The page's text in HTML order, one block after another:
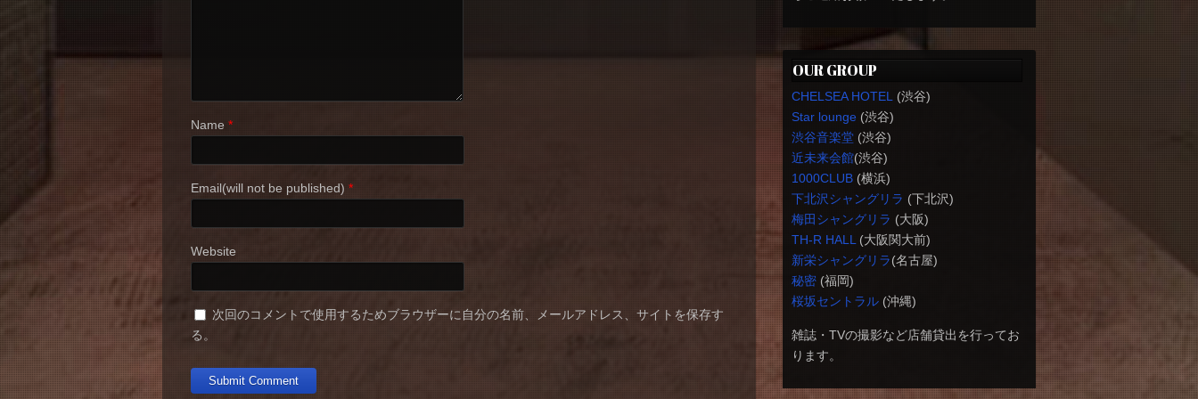
Name *
Email(will not be published) *
Website
次回のコメントで使用するためブラウザーに自分の名前、メールアドレス、サイトを保存す
る。
OUR GROUP
CHELSEA HOTEL
(渋谷)
Star lounge(渋谷)
渋谷音楽堂(渋谷)
近未来会館(渋谷)
1000CLUB(横浜)
下北沢シャングリラ (下北沢)
梅田シャングリラ (大阪)
TH-R HALL (大阪関大前)
新栄シャングリラ(名古屋)
秘密(福岡)
桜坂セントラル(沖縄)
雑誌・TVの撮影など店舗貸出を行ってお
ります。